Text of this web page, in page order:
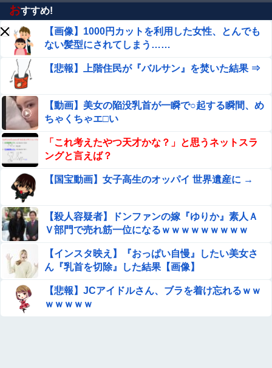
【画像】ロシアの18号コスプレイヤーさんが本物以
上！！！！！！⇒！！
「コンビニ、馬鹿にすんなよ」→あのオーナー夫婦、不起
訴ｗｗｗｗｗｗｗｗｗ
【動画】次期AKB48に加入濃厚な大型美人ルーキーが発
見されてしまうｗｗｗｗｗｗ
【悲報】Mrs. GREEN APPLE、マジで逝くwwwwww
【動画】半グレさん、歌舞伎町の人混みの中で拉致してし
まう
【エ□漫画】 学校で一番人気で憧れの清楚美人先輩JKに何
故か突然エ□動画撮影の竿役を頼まれて…！？
知人Aが卑劣なひき逃げ被害に遭遇し、ナンバーを特定し
ても犯人を捕まえられない警察への怒りと、その話を聞い
て「逃げた方が得じゃん」と言い放ったBの神経がわから
ん
【画像】ビリー・アイリッシュ(24)、ライブで超モリマン
スジを強調して炎上ｗｗｗｗｗｗｗｗ
【流出】清楚系女子大生、裏でこんなハードコアセ○クス
おすすめ!
【画像】1000円カットを利用した女性、とんでも
ない髪型にされてしまう……
【悲報】上階住民が『バルサン』を焚いた結果 ⇒
【動画】美女の陥没乳首が一瞬で○起する瞬間、め
ちゃくちゃエ□い
「これ考えたやつ天才かな？」と思うネットスラ
ングと言えば？
【国宝動画】女子高生のオッパイ 世界遺産に →
【殺人容疑者】ドンファンの嫁『ゆりか』素人Ａ
Ｖ部門で売れ筋一位になるｗｗｗｗｗｗｗｗｗ
【インスタ映え】『おっぱい自慢』したい美女さ
ん『乳首を切除』した結果【画像】
【悲報】JCアイドルさん、ブラを着け忘れるｗｗ
ｗｗｗｗｗ